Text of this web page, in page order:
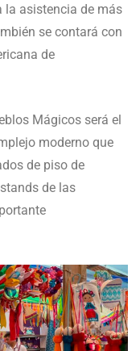
la asistencia de más
se contará con
de
Mágicos será el
moderno que
de piso de
de las